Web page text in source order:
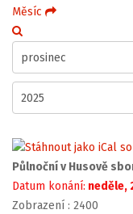
Měsíc
Půlnoční v Husově
Datum konání: neděle,
Zobrazení : 2400